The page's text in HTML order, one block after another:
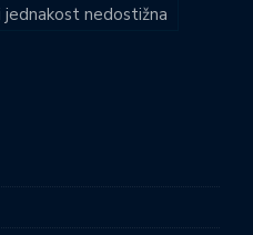
nedostižna